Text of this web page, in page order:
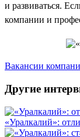
и развиваться.
компании и
Вакансии
Другие
«Уралкалий»: